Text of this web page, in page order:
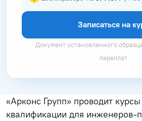
Записаться на
Документ установленного
переплат
«Арконс Групп» проводит
квалификации для инженеров-